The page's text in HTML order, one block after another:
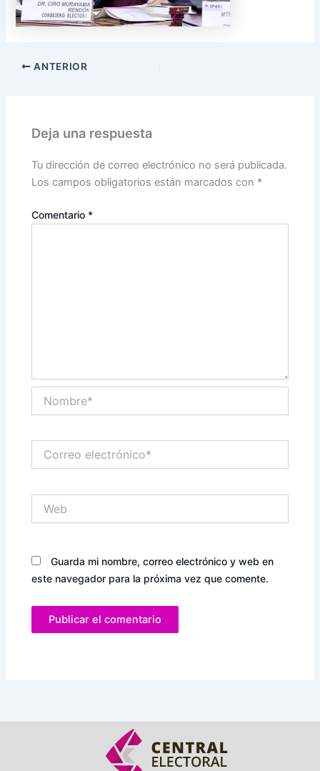
ANTERIOR
Deja una respuesta
Tu dirección de correo electrónico no será publicada.
Los campos obligatorios están marcados con *
Comentario *
electrónico*
Guarda mi nombre, correo electrónico y web en
este navegador para la próxima vez que comente.